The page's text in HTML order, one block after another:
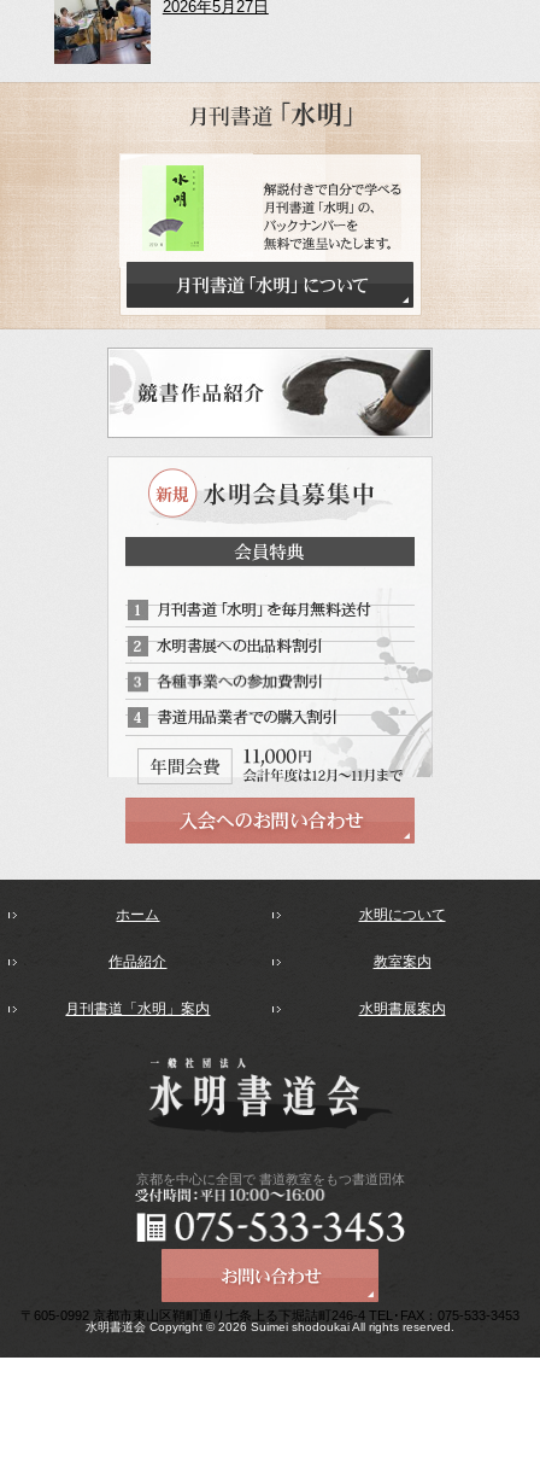
2026年5月27日
ホーム 水明について
作品紹介 教室案内
月刊書道「水明」案内 水明書展案内
京都を中心に全国で書道教室をもつ書道団体
〒605-0992 京都市東山区鞘町通り七条上る下堀詰町246-4 TEL･FAX：075-533-3453
水明書道会 Copyright © 2026 Suimei shodoukai All rights reserved.